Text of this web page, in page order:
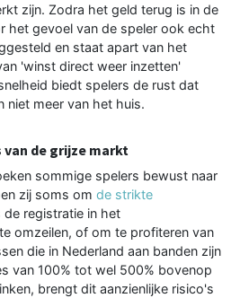
zijn. Zodra het geld terug is in de
het gevoel van de speler ook echt
en staat apart van het
'winst direct weer inzetten'
biedt spelers de rust dat
niet meer van het huis.
de grijze markt
sommige spelers bewust naar
zij soms om de strikte
de registratie in het
omzeilen, of om te profiteren van
die in Nederland aan banden zijn
van 100% tot wel 500% bovenop
brengt dit aanzienlijke risico's